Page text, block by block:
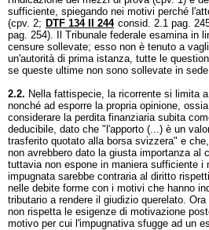
sufficiente, spiegando nei motivi perché
(cpv. 2; DTF 134 II 244 consid. 2.1 pag.
pag. 254). Il Tribunale federale esamina in
censure sollevate; esso non è tenuto a
un'autorità di prima istanza, tutte le
se queste ultime non sono sollevate in
2.2. Nella fattispecie, la ricorrente si limita
nonché ad esporre la propria opinione,
considerare la perdita finanziaria subita
deducibile, dato che "l'apporto (...) è un
trasferito quotato alla borsa svizzera" e
non avrebbero dato la giusta importanza al
tuttavia non espone in maniera sufficiente i
impugnata sarebbe contraria al diritto
nelle debite forme con i motivi che hanno
tributario a rendere il giudizio querelato.
non rispetta le esigenze di motivazione
motivo per cui l'impugnativa sfugge ad un